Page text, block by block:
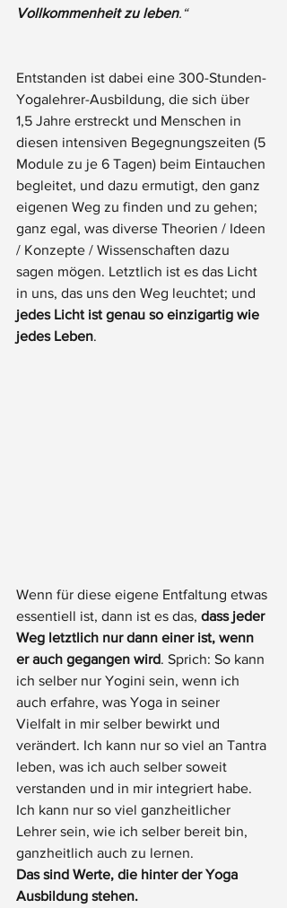
Vollkommenheit zu leben.“
Entstanden ist dabei eine 300-Stunden-
Yogalehrer-Ausbildung, die sich über
1,5 Jahre erstreckt und Menschen in
diesen intensiven Begegnungszeiten (5
Module zu je 6 Tagen) beim Eintauchen
begleitet, und dazu ermutigt, den ganz
eigenen Weg zu finden und zu gehen;
ganz egal, was diverse Theorien / Ideen
/ Konzepte / Wissenschaften dazu
sagen mögen. Letztlich ist es das Licht
in uns, das uns den Weg leuchtet; und
jedes Licht ist genau so einzigartig wie
jedes Leben.
Wenn für diese eigene Entfaltung etwas
essentiell ist, dann ist es das, dass jeder
Weg letztlich nur dann einer ist, wenn
er auch gegangen wird. Sprich: So kann
ich selber nur Yogini sein, wenn ich
auch erfahre, was Yoga in seiner
Vielfalt in mir selber bewirkt und
verändert. Ich kann nur so viel an Tantra
leben, was ich auch selber soweit
verstanden und in mir integriert habe.
Ich kann nur so viel ganzheitlicher
Lehrer sein, wie ich selber bereit bin,
ganzheitlich auch zu lernen.
Das sind Werte, die hinter der Yoga
Ausbildung stehen.